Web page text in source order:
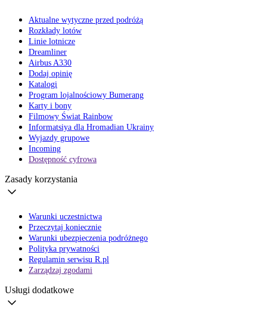
Aktualne wytyczne przed podróżą
Rozkłady lotów
Linie lotnicze
Dreamliner
Airbus A330
Dodaj opinię
Katalogi
Program lojalnościowy Bumerang
Karty i bony
Filmowy Świat Rainbow
Informatsiya dla Hromadian Ukrainy
Wyjazdy grupowe
Incoming
Dostępność cyfrowa
Zasady korzystania
Warunki uczestnictwa
Przeczytaj koniecznie
Warunki ubezpieczenia podróżnego
Polityka prywatności
Regulamin serwisu R.pl
Zarządzaj zgodami
Usługi dodatkowe